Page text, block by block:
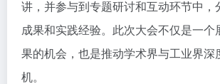
讲，并参与到专题研讨和互动环节中，
成果和实践经验。此次大会不仅是一个
果的机会，也是推动学术界与工业界深
机。